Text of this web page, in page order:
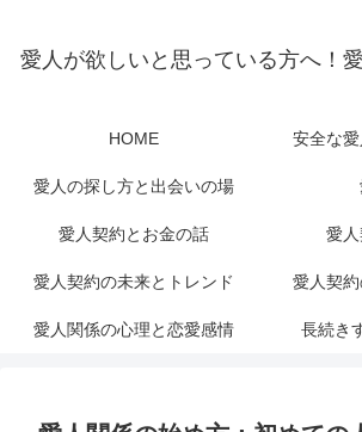
愛人が欲しいと思っている方へ！
HOME 安全な
愛人の探し方と出会いの場
愛人契約とお金の話 愛
愛人契約の未来とトレンド 愛人契
愛人関係の心理と恋愛感情 長続き